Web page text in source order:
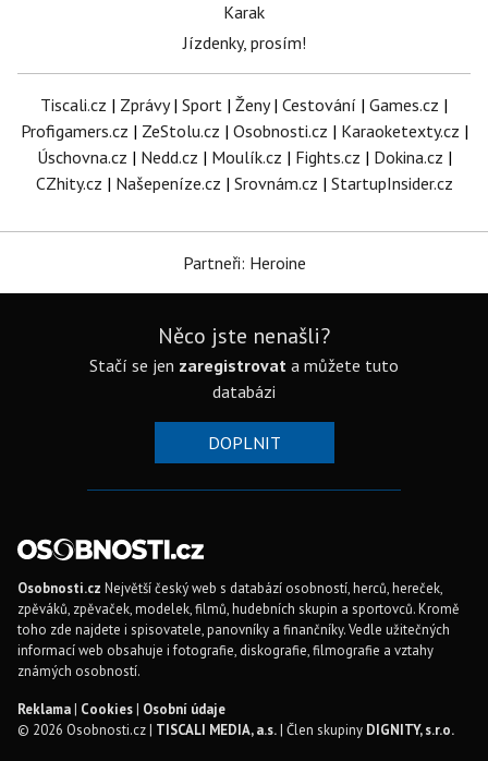
Karak
Jízdenky, prosím!
Tiscali.cz | Zprávy| Sport | Ženy| Cestování | Games.cz |
Profigamers.cz | ZeStolu.cz | Osobnosti.cz | Karaoketexty.cz |
Úschovna.cz | Nedd.cz | Moulík.cz | Fights.cz | Dokina.cz |
CZhity.cz | Našepeníze.cz | Srovnám.cz | StartupInsider.cz
Partneři: Heroine
Něco jste nenašli?
Stačí se jen zaregistrovat a můžete tuto
databázi
DOPLNIT
Osobnosti.cz Největší český web s databází osobností, herců, hereček,
zpěváků, zpěvaček, modelek, filmů, hudebních skupin a sportovců. Kromě
toho zde najdete i spisovatele, panovníky a finančníky. Vedle užitečných
informací web obsahuje i fotografie, diskografie, filmografie a vztahy
známých osobností.
Reklama| Cookies| Osobní údaje
© 2026 Osobnosti.cz | TISCALI MEDIA, a.s.| Člen skupiny DIGNITY, s.r.o.